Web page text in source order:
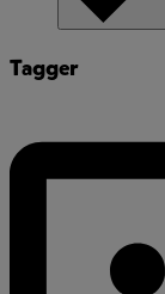
Tagger